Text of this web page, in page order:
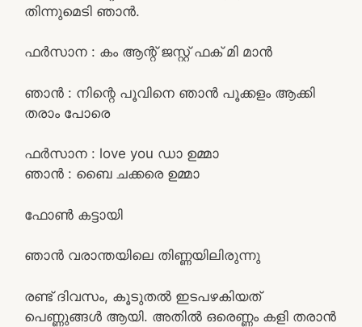
തിന്നുമെടി ഞാൻ.
ഫർസാന : കം ആന്റ് ജസ്റ്റ് ഫക് മി മാൻ
ഞാൻ : നിന്റെ പൂവിനെ ഞാൻ പൂക്കളം ആക്കി
തരാം പോരെ
ഫർസാന : love you ഡാ ഉമ്മാ
ഞാൻ : ബൈ ചക്കരെ ഉമ്മാ
ഫോൺ കട്ടായി
ഞാൻ വരാന്തയിലെ തിണ്ണയിലിരുന്നു
രണ്ട് ദിവസം, കൂടുതൽ ഇടപഴകിയത്
പെണ്ണുങ്ങൾ ആയി. അതിൽ ഒരെണ്ണം കളി തരാൻ